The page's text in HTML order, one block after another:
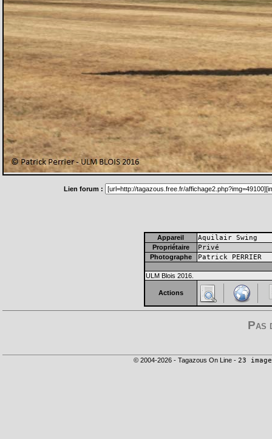
Lien forum :
Appareil Aquilair Swing
Propriétaire Privé
Photographe Patrick PERRIER
ULM Blois 2016.
Actions
Pas
© 2004-2026 - Tagazous On Line - 23